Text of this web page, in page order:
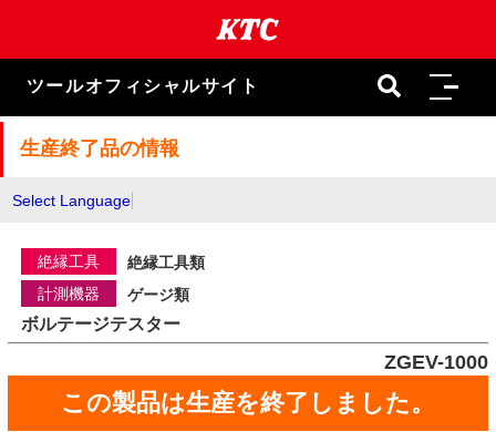
ま
キ
ツールオフィシャルサイト
生産終了品の情報
Select Language
絶縁工具
絶縁工具類
計測機器
ゲージ類
ボルテージテスター
ZGEV-1000
この製品は生産を終了しました。